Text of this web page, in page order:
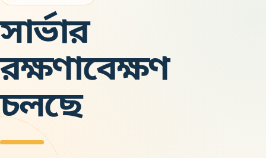
সার্ভার
রক্ষণাবেক্ষণ
চলছে